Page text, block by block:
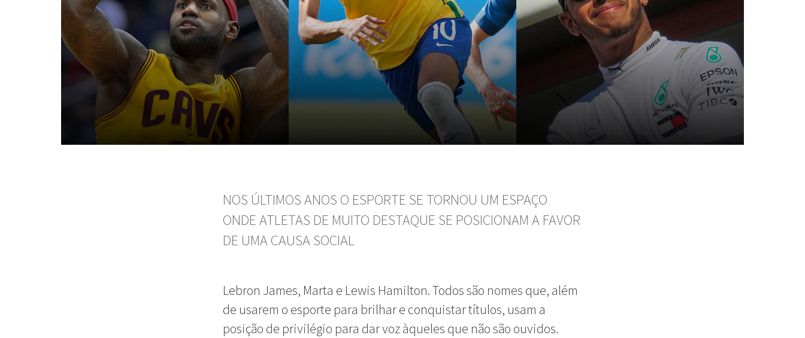
NOS ÚLTIMOS ANOS O ESPORTE SE TORNOU UM ESPAÇO
ONDE ATLETAS DE MUITO DESTAQUE SE POSICIONAM A FAVOR
DE UMA CAUSA SOCIAL
Lebron James, Marta e Lewis Hamilton. Todos são nomes que, além
de usarem o esporte para brilhar e conquistar títulos, usam a
posição de privilégio para dar voz àqueles que não são ouvidos.